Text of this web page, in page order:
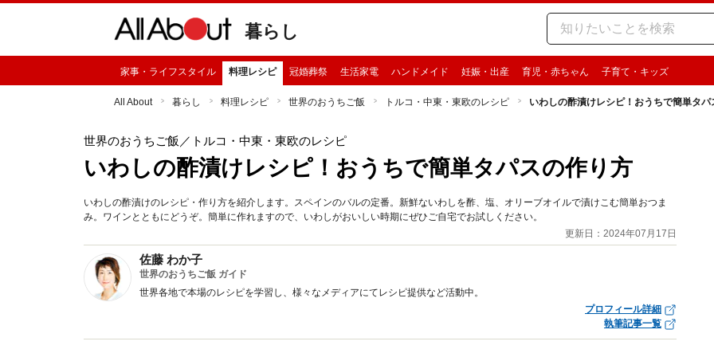
暮らし
家事・ライフスタイル 料理レシピ 冠婚葬祭 生活家電 ハンドメイド 妊娠・出産 育児・赤ちゃん 子育て・キッズ
All About 暮らし 料理レシピ 世界のおうちご飯 トルコ・中東・東欧のレシピ いわしの酢漬けレシピ！おうちで簡単タパ
世界のおうちご飯 ／トルコ・中東・東欧のレシピ
いわしの酢漬けレシピ！おうちで簡単タパスの作り方
いわしの酢漬けのレシピ・作り方を紹介します。スペインのバルの定番。新鮮ないわしを酢、塩、オリーブオイルで漬けこむ簡単おつま
み。ワインとともにどうぞ。簡単に作れますので、いわしがおいしい時期にぜひご自宅でお試しください。
更新日：2024年07月17日
佐藤 わか子
世界のおうちご飯 ガイド
世界各地で本場のレシピを学習し、様々なメディアにてレシピ提供など活動中。
プロフィール詳細
執筆記事一覧